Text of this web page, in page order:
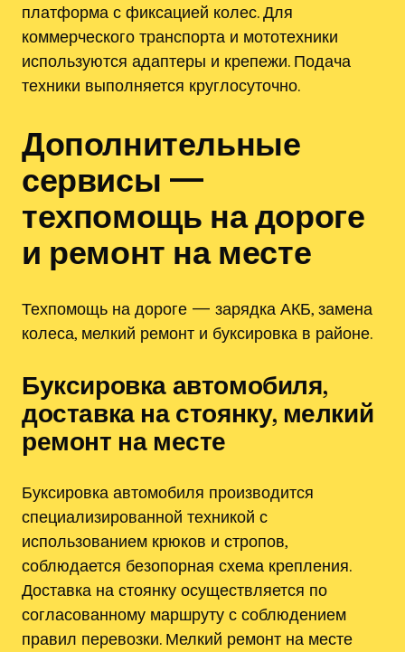
платформа с фиксацией колес. Для
коммерческого транспорта и мототехники
используются адаптеры и крепежи. Подача
техники выполняется круглосуточно.
Дополнительные
сервисы —
техпомощь на дороге
и ремонт на месте
Техпомощь на дороге — зарядка АКБ, замена
колеса, мелкий ремонт и буксировка в районе.
Буксировка автомобиля,
доставка на стоянку, мелкий
ремонт на месте
Буксировка автомобиля производится
специализированной техникой с
использованием крюков и стропов,
соблюдается безопорная схема крепления.
Доставка на стоянку осуществляется по
согласованному маршруту с соблюдением
правил перевозки. Мелкий ремонт на месте